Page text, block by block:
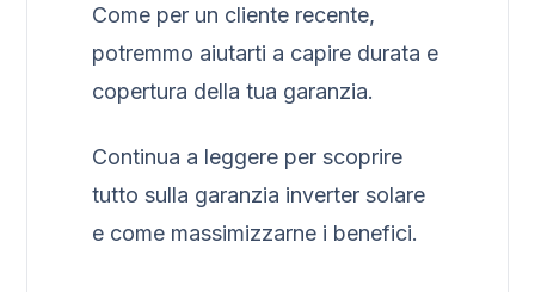
Come per un cliente recente,
potremmo aiutarti a capire durata e
copertura della tua garanzia.
Continua a leggere per scoprire
tutto sulla garanzia inverter solare
e come massimizzarne i benefici.